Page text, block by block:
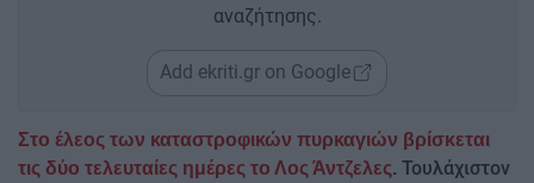
αναζήτησης.
Add ekriti.gr on Google
Στο έλεος των καταστροφικών πυρκαγιών βρίσκεται
τις δύο τελευταίες ημέρες το Λος Άντζελες. Τουλάχιστον